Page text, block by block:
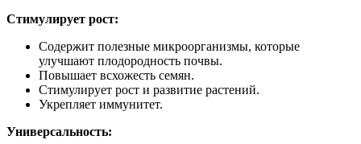
Стимулирует рост:
Содержит полезные микроорганизмы, которые
улучшают плодородность почвы.
Повышает всхожесть семян.
Стимулирует рост и развитие растений.
Укрепляет иммунитет.
Универсальность: